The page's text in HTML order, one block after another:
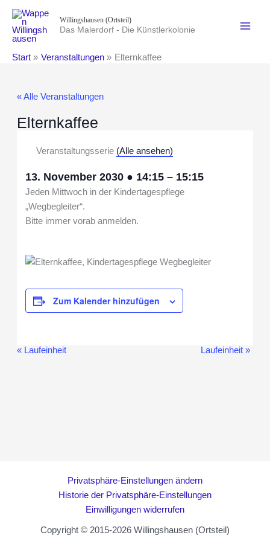
Inhalt
springen
Willingshausen (Ortsteil)
Das Malerdorf - Die Künstlerkolonie
Start Veranstaltungen Elternkaffee
« Alle Veranstaltungen
Elternkaffee
Veranstaltungsserie (Alle ansehen)
13. November 2030 ● 14:15– 15:15
Jeden Mittwoch in der Kindertagespflege
„Wegbegleiter“.
Bitte immer vorab anmelden.
Zum Kalender hinzufügen
Veranstaltung-
«Laufeinheit Laufeinheit»
Privatsphäre-Einstellungen ändern
Historie der Privatsphäre-Einstellungen
Einwilligungen widerrufen
Copyright © 2015-2026 Willingshausen (Ortsteil)